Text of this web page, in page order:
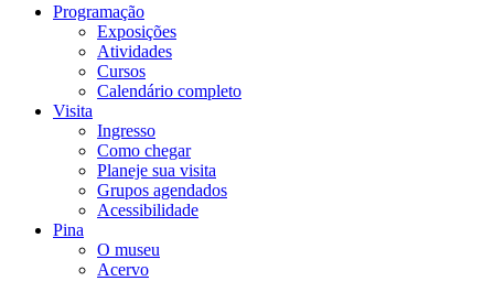
Programação
Exposições
Atividades
Cursos
Calendário completo
Visita
Ingresso
Como chegar
Planeje sua visita
Grupos agendados
Acessibilidade
Pina
O museu
Acervo